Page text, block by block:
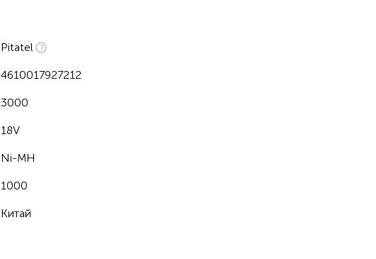
Pitatel
4610017927212
3000
18V
Ni-MH
1000
Китай